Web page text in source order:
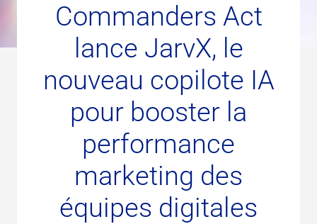
Commanders Act
lance JarvX, le
nouveau copilote IA
pour booster la
performance
marketing des
équipes digitales